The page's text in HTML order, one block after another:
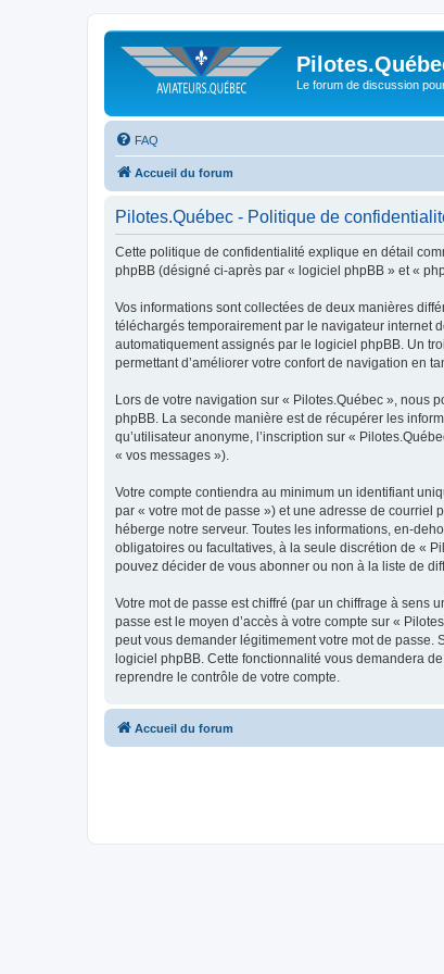
Le forum de discussion
FAQ
Accueil du forum
Pilotes.Québec - Politique de
Cette politique de confidentialité explique en détail
phpBB (désigné ci-après par « logiciel phpBB » et «
Vos informations sont collectées de deux manières
téléchargés temporairement par le navigateur internet
automatiquement assignés par le logiciel phpBB. Un
permettant d’améliorer votre confort de navigation en
Lors de votre navigation sur « Pilotes.Québec », nous
phpBB. La seconde manière est de récupérer les
qu’utilisateur anonyme, l’inscription sur «
« vos messages »).
Votre compte contiendra au minimum un identifiant
par « votre mot de passe ») et une adresse de
héberge notre serveur. Toutes les informations, en-
obligatoires ou facultatives, à la seule discrétion de «
pouvez décider de vous abonner ou non à la liste de
Votre mot de passe est chiffré (par un chiffrage à sens
passe est le moyen d’accès à votre compte sur «
peut vous demander légitimement votre mot de passe.
logiciel phpBB. Cette fonctionnalité vous demandera
reprendre le contrôle de votre compte.
Accueil du forum